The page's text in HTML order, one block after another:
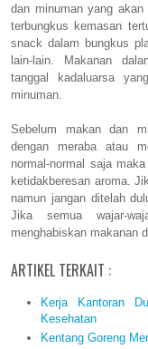
dan minuman yang
terbungkus kemasan
snack dalam bungkus
lain-lain. Makanan
tanggal kadaluarsa
minuman.
Sebelum makan dan
dengan meraba atau
normal-normal saja
ketidakberesan aroma.
namun jangan ditelah
Jika semua wajar-
menghabiskan makanan
ARTIKEL TERKAIT :
Kerja Kantoran
Kesehatan
Kentang Goreng